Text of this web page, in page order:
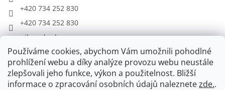
Používáme cookies, abychom Vám umožnili pohodlné
prohlížení webu a díky analýze provozu webu neustále
zlepšovali jeho funkce, výkon a použitelnost. Bližší
informace o zpracování osobních údajů naleznetezde..
+420 734 252 830
+420 734 252 830
pilyasekacky.cz
pilyasekacky.cz
+420 734 252 830